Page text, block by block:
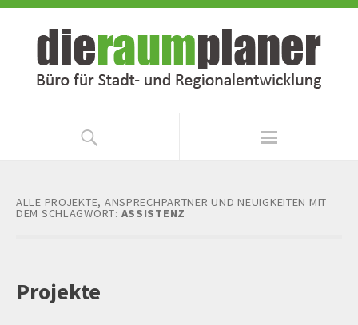
Zum
springen
Zur
springen
ALLE PROJEKTE, ANSPRECHPARTNER UND NEUIGKEITEN MIT
DEM SCHLAGWORT: ASSISTENZ
Projekte